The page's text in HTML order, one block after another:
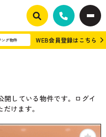
ング物件 WEB会員登録はこちら
開している物件です。ログイ
けます。